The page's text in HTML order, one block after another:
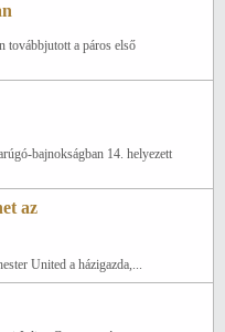
továbbjutott a páros első
bajnokságban 14. helyezett
az
United a házigazda,...